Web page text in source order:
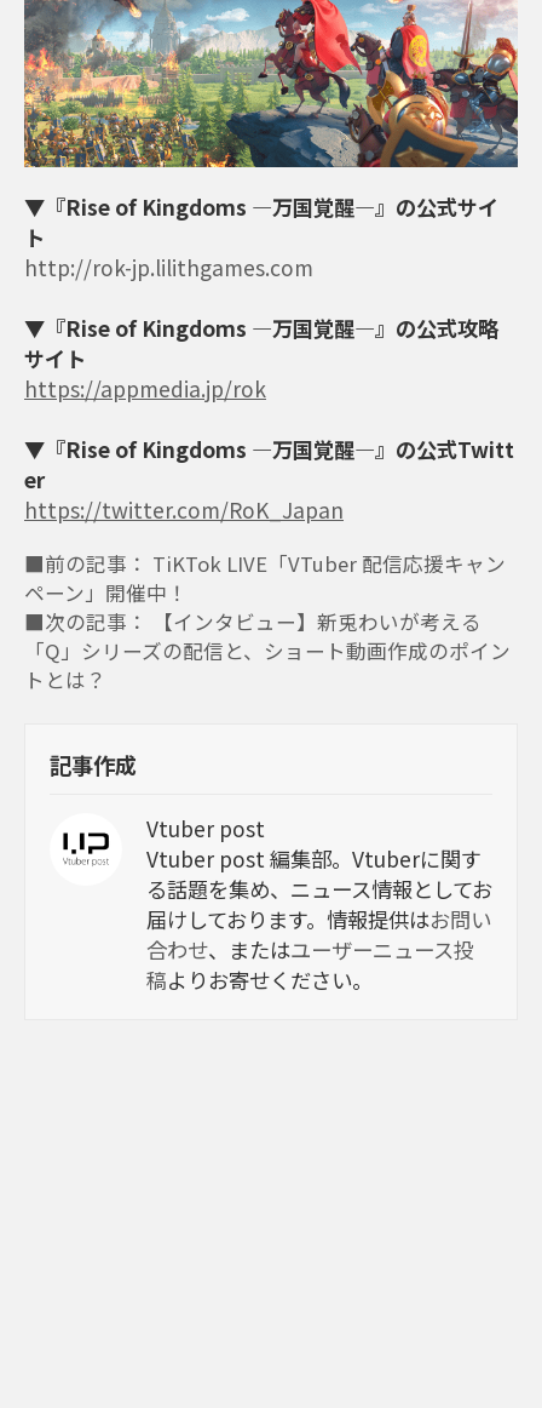
▼『Rise of Kingdoms ―万国覚醒―』の公式サイ
ト
http://rok-jp.lilithgames.com
▼『Rise of Kingdoms ―万国覚醒―』の公式攻略
サイト
https://appmedia.jp/rok
▼『Rise of Kingdoms ―万国覚醒―』の公式Twitt
er
https://twitter.com/RoK_Japan
■前の記事： TiKTok LIVE「VTuber 配信応援キャン
ペーン」開催中！
■次の記事： 【インタビュー】新兎わいが考える
「Q」シリーズの配信と、ショート動画作成のポイン
トとは？
記事作成
Vtuber post
Vtuber post 編集部。Vtuberに関す
る話題を集め、ニュース情報としてお
届けしております。情報提供はお問い
合わせ、またはユーザーニュース投
稿よりお寄せください。